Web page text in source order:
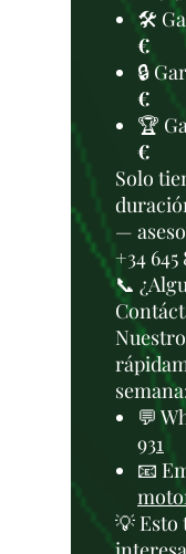
🛠️
€
🔒
€
🏆
€
Solo
—
+34 645
📞
💬
931
📧
💡